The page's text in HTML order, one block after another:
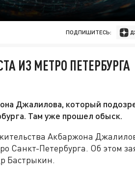
ПОДПИШИТЕСЬ:
ИЗ МЕТРО ПЕТЕРБУРГА
Джалилова, который
Там уже прошел обыск.
Акбаржона
Санкт-Петербурга. Об этом
Бастрыкин.